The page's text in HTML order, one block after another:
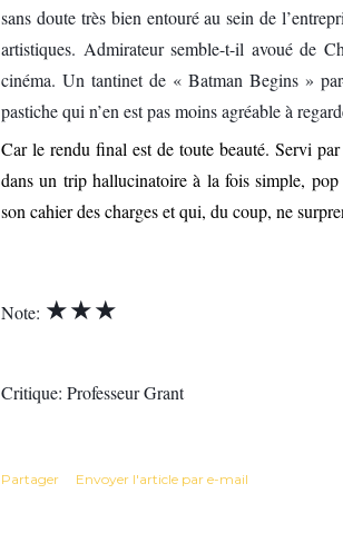
sans doute très bien entouré au sein de
artistiques. Admirateur semble-t-il avoué de
cinéma. Un tantinet de « Batman Begins »
pastiche qui n’en est pas moins agréable à
Car le rendu final est de toute beauté. Servi
dans un trip hallucinatoire à la fois simple,
son cahier des charges et qui, du coup, ne
Note: ★★★
Critique: Professeur Grant
Partager Envoyer l'article par e-mail